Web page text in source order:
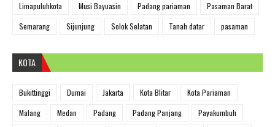
Limapuluhkota
Musi Bayuasin Padang pariaman
Pasaman Barat
Semarang
Sijunjung Solok Selatan Tanah datar pasaman
KOTA
Bukittinggi Dumai Jakarta Kota Blitar
Kota Pariaman
Malang
Medan Padang Padang Panjang
Payakumbuh